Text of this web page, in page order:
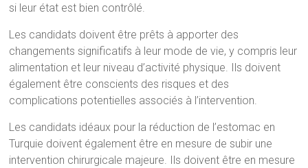
si leur état est bien contrôlé.
Les candidats doivent être prêts à apporter des
changements significatifs à leur mode de vie, y compris leur
alimentation et leur niveau d’activité physique. Ils doivent
également être conscients des risques et des
complications potentielles associés à l’intervention.
Les candidats idéaux pour la réduction de l’estomac en
Turquie doivent également être en mesure de subir une
intervention chirurgicale majeure. Ils doivent être en mesure